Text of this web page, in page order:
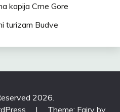
kapija Crne Gore
turizam Budve
2026.
| Theme: Fairy by